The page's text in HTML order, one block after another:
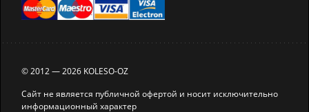
© 2012 — 2026 KOLESO-OZ
Сайт не является публичной офертой и носит исключительно
информационный характер